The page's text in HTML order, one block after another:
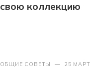
свою коллекцию
ОБЩИЕ СОВЕТЫ — 25